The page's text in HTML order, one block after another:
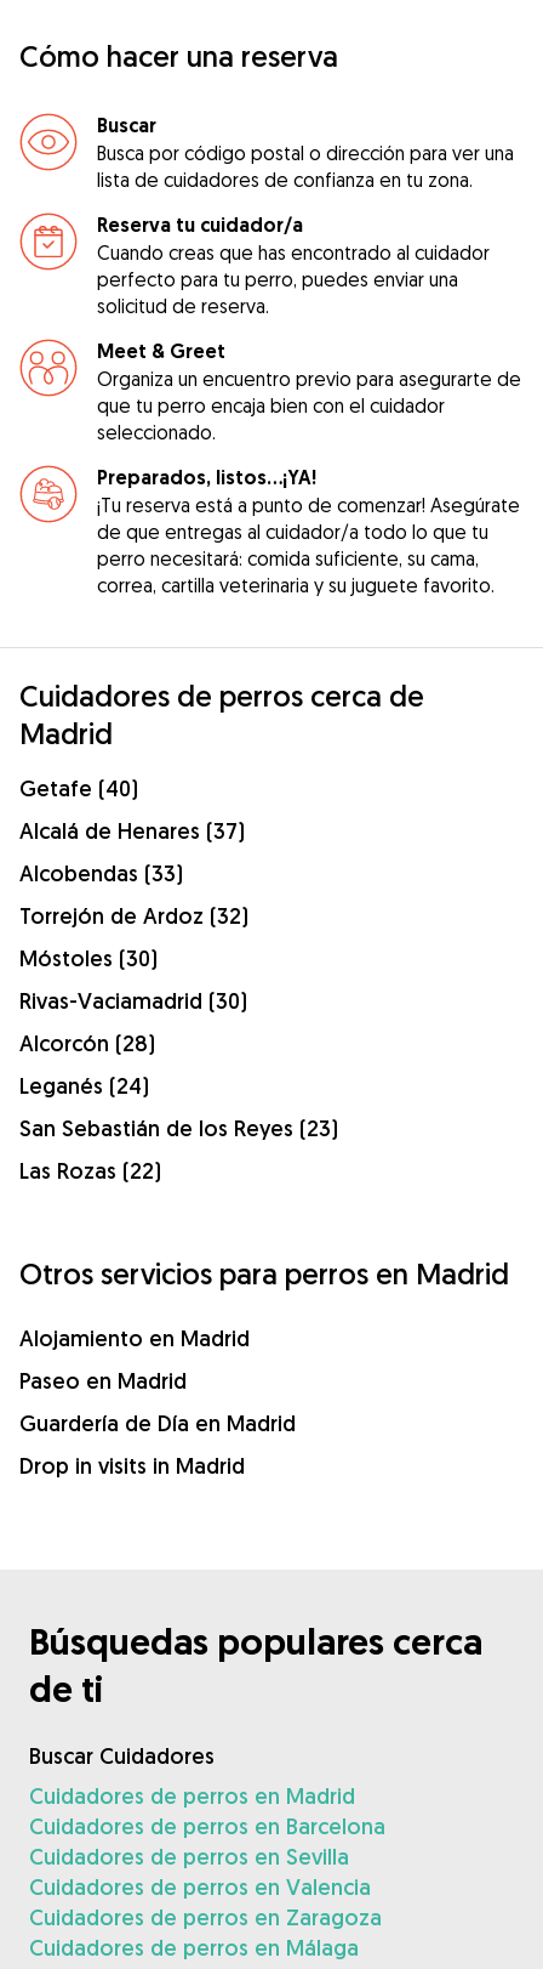
Cómo hacer una reserva
Buscar
Busca por código postal o dirección para ver una
lista de cuidadores de confianza en tu zona.
Reserva tu cuidador/a
Cuando creas que has encontrado al cuidador
perfecto para tu perro, puedes enviar una
solicitud de reserva.
Meet & Greet
Organiza un encuentro previo para asegurarte de
que tu perro encaja bien con el cuidador
seleccionado.
Preparados, listos...¡YA!
¡Tu reserva está a punto de comenzar! Asegúrate
de que entregas al cuidador/a todo lo que tu
perro necesitará: comida suficiente, su cama,
correa, cartilla veterinaria y su juguete favorito.
Cuidadores de perros cerca de
Madrid
Getafe (40)
Alcalá de Henares (37)
Alcobendas (33)
Torrejón de Ardoz (32)
Móstoles (30)
Rivas-Vaciamadrid (30)
Alcorcón (28)
Leganés (24)
San Sebastián de los Reyes (23)
Las Rozas (22)
Otros servicios para perros en Madrid
Alojamiento en Madrid
Paseo en Madrid
Guardería de Día en Madrid
Drop in visits in Madrid
Búsquedas populares cerca
de ti
Buscar Cuidadores
Cuidadores de perros en Madrid
Cuidadores de perros en Barcelona
Cuidadores de perros en Sevilla
Cuidadores de perros en Valencia
Cuidadores de perros en Zaragoza
Cuidadores de perros en Málaga